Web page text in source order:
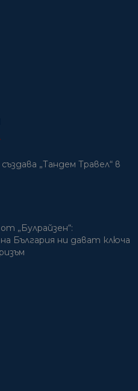
„Тандем Травел“ в
„Булрайзен“:
България ни дават ключа